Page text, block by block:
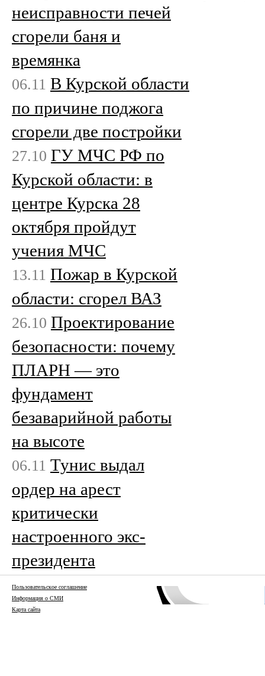
неисправности печей
сгорели баня и
времянка
06.11 В Курской области
по причине поджога
сгорели две постройки
27.10 ГУ МЧС РФ по
Курской области: в
центре Курска 28
октября пройдут
учения МЧС
13.11 Пожар в Курской
области: сгорел ВАЗ
26.10 Проектирование
безопасности: почему
ПЛАРН — это
фундамент
безаварийной работы
на высоте
06.11 Тунис выдал
ордер на арест
критически
настроенного экс-
президента
Пользовательское соглашение
Информация о СМИ
Карта сайта